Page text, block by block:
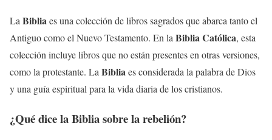
La Bibliaes una colección de libros sagrados que abarca tanto el
Antiguo como el Nuevo Testamento. En la Biblia Católica, esta
colección incluye libros que no están presentes en otras versiones,
como la protestante. La Bibliaes considerada la palabra de Dios
y una guía espiritual para la vida diaria de los cristianos.
¿Qué dice laBibliasobre la rebelión?